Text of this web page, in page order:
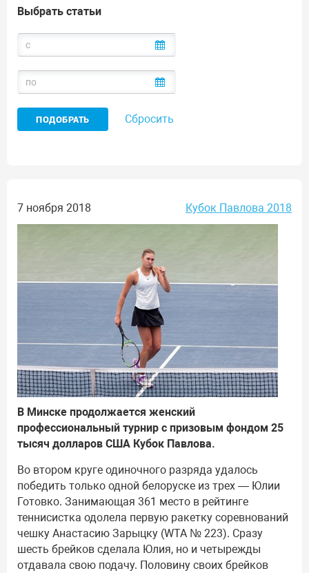
Выбрать статьи
Сбросить
7 ноября 2018 Кубок Павлова 2018
В Минске продолжается женский
профессиональный турнир с призовым фондом 25
тысяч долларов США Кубок Павлова.
Во втором круге одиночного разряда удалось
победить только одной белоруске из трех — Юлии
Готовко. Занимающая 361 место в рейтинге
теннисистка одолела первую ракетку соревнований
чешку Анастасию Зарыцку (WTA № 223). Сразу
шесть брейков сделала Юлия, но и четырежды
отдавала свою подачу. Половину своих брейков